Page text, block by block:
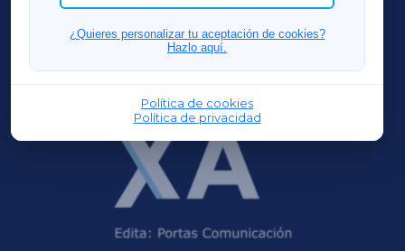
¿Quieres personalizar tu aceptación de cookies?
Hazlo aquí.
Política de cookies
Política de privacidad
FERROLXA
OURENSEXA